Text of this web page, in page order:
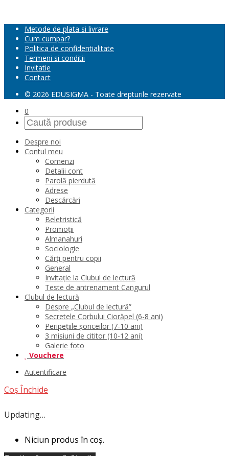
Metode de plata si livrare
Cum cumpar?
Politica de confidentialitate
Termeni si conditii
Invitatie
Contact
© 2026 EDUSIGMA - Toate drepturile rezervate
0
Despre noi
Contul meu
Comenzi
Detalii cont
Parolă pierdută
Adrese
Descărcări
Categorii
Beletristică
Promoții
Almanahuri
Sociologie
Cărți pentru copii
General
Invitație la Clubul de lectură
Teste de antrenament Cangurul
Clubul de lectură
Despre „Clubul de lectură”
Secretele Corbului Ciorăpel (6-8 ani)
Peripețiile șoriceilor (7-10 ani)
3 misiuni de cititor (10-12 ani)
Galerie foto
Vouchere
Autentificare
Coș Închide
Updating…
Niciun produs în coș.